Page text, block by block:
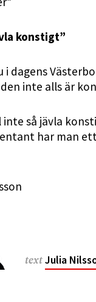
konstigt”
i dagens
inte alls är
inte så jävla
har man
text Julia